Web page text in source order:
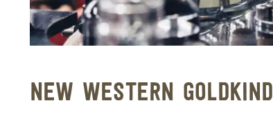
NEW WESTERN GOLDKIND